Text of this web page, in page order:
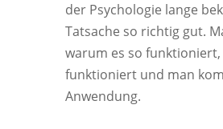
der Psychologie lange
Tatsache so richtig gut.
warum es so funktioniert,
funktioniert und man
Anwendung.